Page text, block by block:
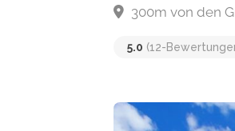
300m von den
5.0 (12-